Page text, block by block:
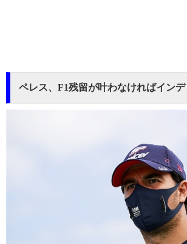
ペレス、F1残留が叶わなければインデ